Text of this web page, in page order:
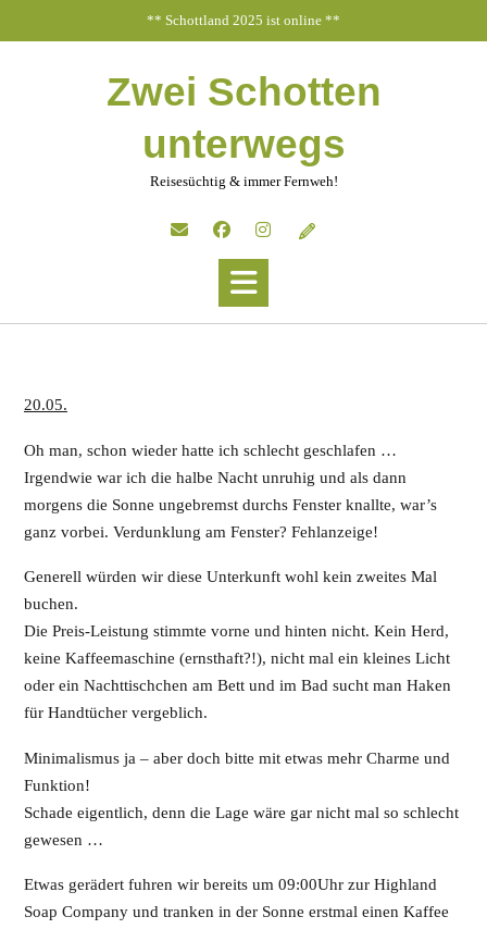
** Schottland 2025 ist online **
Zwei Schotten
unterwegs
Reisesüchtig & immer Fernweh!
20.05.
Oh man, schon wieder hatte ich schlecht geschlafen …
Irgendwie war ich die halbe Nacht unruhig und als dann
morgens die Sonne ungebremst durchs Fenster knallte, war’s
ganz vorbei. Verdunklung am Fenster? Fehlanzeige!
Generell würden wir diese Unterkunft wohl kein zweites Mal
buchen.
Die Preis-Leistung stimmte vorne und hinten nicht. Kein Herd,
keine Kaffeemaschine (ernsthaft?!), nicht mal ein kleines Licht
oder ein Nachttischchen am Bett und im Bad sucht man Haken
für Handtücher vergeblich.
Minimalismus ja – aber doch bitte mit etwas mehr Charme und
Funktion!
Schade eigentlich, denn die Lage wäre gar nicht mal so schlecht
gewesen …
Etwas gerädert fuhren wir bereits um 09:00Uhr zur Highland
Soap Company und tranken in der Sonne erstmal einen Kaffee